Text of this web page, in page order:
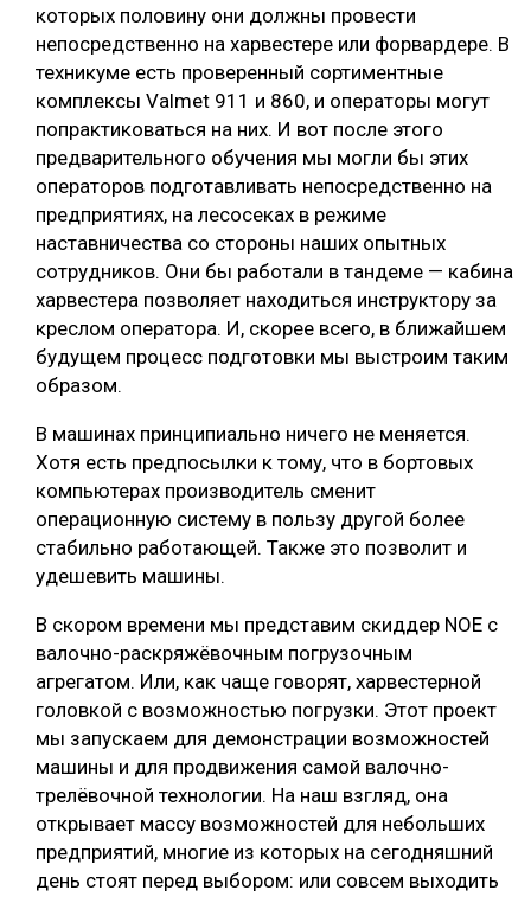
которых половину они должны провести
непосредственно на харвестере или форвардере. В
техникуме есть проверенный сортиментные
комплексы Valmet 911 и 860, и операторы могут
попрактиковаться на них. И вот после этого
предварительного обучения мы могли бы этих
операторов подготавливать непосредственно на
предприятиях, на лесосеках в режиме
наставничества со стороны наших опытных
сотрудников. Они бы работали в тандеме — кабина
харвестера позволяет находиться инструктору за
креслом оператора. И, скорее всего, в ближайшем
будущем процесс подготовки мы выстроим таким
образом.
В машинах принципиально ничего не меняется.
Хотя есть предпосылки к тому, что в бортовых
компьютерах производитель сменит
операционную систему в пользу другой более
стабильно работающей. Также это позволит и
удешевить машины.
В скором времени мы представим скиддер NOE с
валочно-раскряжёвочным погрузочным
агрегатом. Или, как чаще говорят, харвестерной
головкой с возможностью погрузки. Этот проект
мы запускаем для демонстрации возможностей
машины и для продвижения самой валочно-
трелёвочной технологии. На наш взгляд, она
открывает массу возможностей для небольших
предприятий, многие из которых на сегодняшний
день стоят перед выбором: или совсем выходить